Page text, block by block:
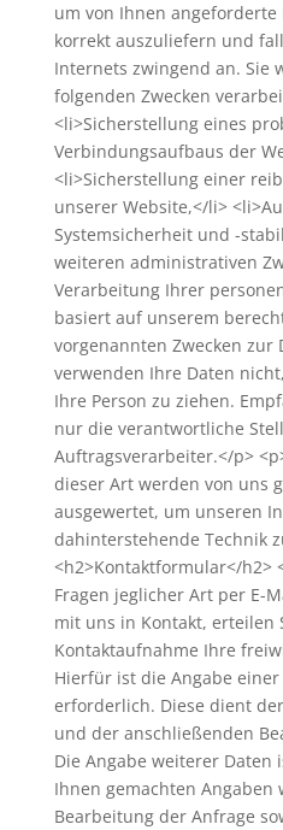
um von Ihnen
korrekt auszuliefern und
Internets zwingend an. Sie
folgenden Zwecken
<li>Sicherstellung eines
Verbindungsaufbaus der
<li>Sicherstellung einer
unserer Website,</li>
Systemsicherheit und -
weiteren administrativen
Verarbeitung Ihrer
basiert auf unserem
vorgenannten Zwecken zur
verwenden Ihre Daten
Ihre Person zu ziehen.
nur die verantwortliche
Auftragsverarbeiter.</p>
dieser Art werden von uns
ausgewertet, um unseren
dahinterstehende Technik
<h2>Kontaktformular</h2>
Fragen jeglicher Art per E-
mit uns in Kontakt, erteilen
Kontaktaufnahme Ihre
Hierfür ist die Angabe
erforderlich. Diese dient
und der anschließenden
Die Angabe weiterer Daten
Ihnen gemachten Angaben
Bearbeitung der Anfrage